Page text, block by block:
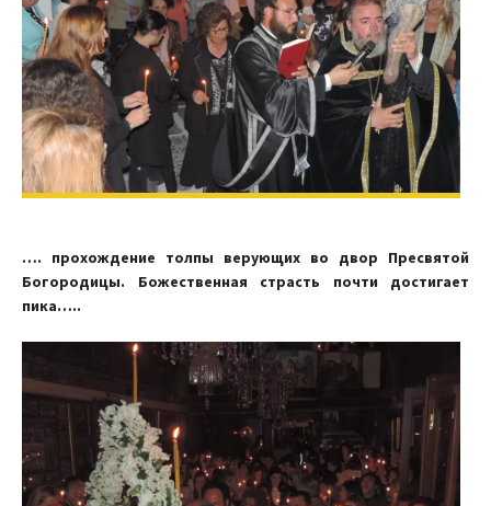
…. прохождение толпы верующих во двор Пресвятой
Богородицы. Божественная страсть почти достигает
пика…..